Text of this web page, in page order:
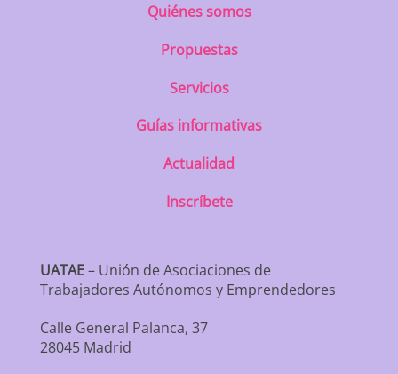
Quiénes somos
Propuestas
Servicios
Guías informativas
Actualidad
Inscríbete
UATAE– Unión de Asociaciones de
Trabajadores Autónomos y Emprendedores
Calle General Palanca, 37
28045 Madrid